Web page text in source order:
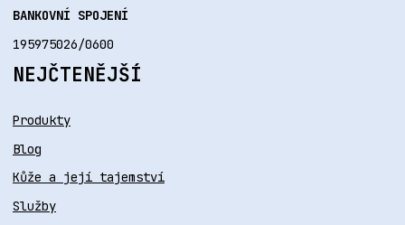
BANKOVNÍ SPOJENÍ
195975026/0600
NEJČTENĚJŠÍ
Produkty
Blog
Kůže a její tajemství
Služby